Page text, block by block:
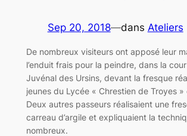
Sep 20, 2018—dans Ateliers
De nombreux visiteurs ont apposé leur
l’enduit frais pour la peindre, dans la cour
Juvénal des Ursins, devant la fresque
jeunes du Lycée « Chrestien de Troyes
Deux autres passeurs réalisaient une
carreau d’argile et expliquaient la
nombreux.